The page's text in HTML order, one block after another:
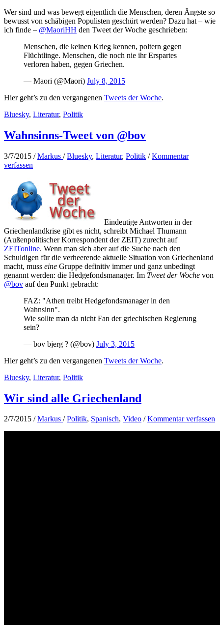
Wer sind und was bewegt eigentlich die Menschen, deren Ängste so
bewusst von schäbigen Populisten geschürt werden? Dazu hat – wie
ich finde – @MaoriHH den Tweet der Woche geschrieben:
Menschen, die keinen Krieg kennen, poltern gegen
Flüchtlinge. Menschen, die noch nie ihr Erspartes
verloren haben, gegen Griechen.
— Maori (@Maori) July 8, 2015
Hier geht’s zu den vergangenen Tweets der Woche.
Bluesky, Literatur, Politik
Wahnsinns-Tweet von @bov
3/7/2015 /Markus /Bluesky, Literatur, Politik /Kommentar
verfassen
Eindeutige Antworten in der
Griechenlandkrise gibt es nicht, schreibt Michael Thumann
(Außenpolitischer Korrespondent der ZEIT) zurecht auf
ZEITonline. Wenn man sich aber auf die Suche nach den
Schuldigen für die verheerende aktuelle Situation von Griechenland
macht, muss eine Gruppe definitiv immer und ganz unbedingt
genannt werden: die Hedgefondsmanager. Im Tweet der Woche von
@bov auf den Punkt gebracht:
FAZ: "Athen treibt Hedgefondsmanager in den
Wahnsinn".
Wie sollte man da nicht Fan der griechischen Regierung
sein?
— bov bjerg ? (@bov) July 3, 2015
Hier geht’s zu den vergangenen Tweets der Woche.
Bluesky, Literatur, Politik
Wir sind alle Griechenland
2/7/2015 /Markus /Politik, Spanisch, Video /Kommentar verfassen